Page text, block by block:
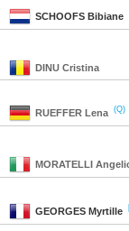
SCHOOFS Bibiane
DINU Cristina
RUEFFER Lena (Q)
MORATELLI
GEORGES Myrtille